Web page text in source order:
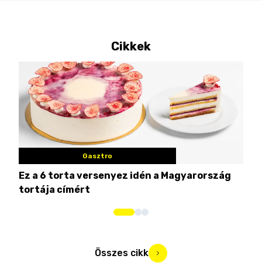
Cikkek
Gasztro
Ez a 6 torta versenyez idén a Magyarország
tortája címért
Összes cikk